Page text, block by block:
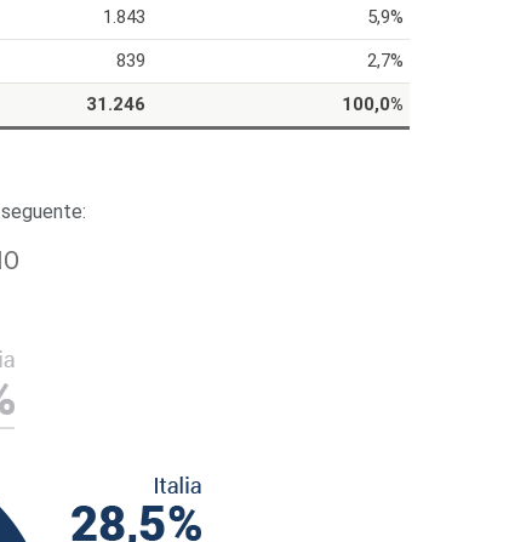
1.843
5,9%
839
2,7%
31.246 100,0%